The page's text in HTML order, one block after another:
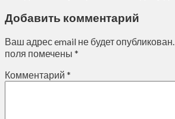
Добавить комментарий
Ваш адрес email не будет опубликован.
поля помечены *
Комментарий *